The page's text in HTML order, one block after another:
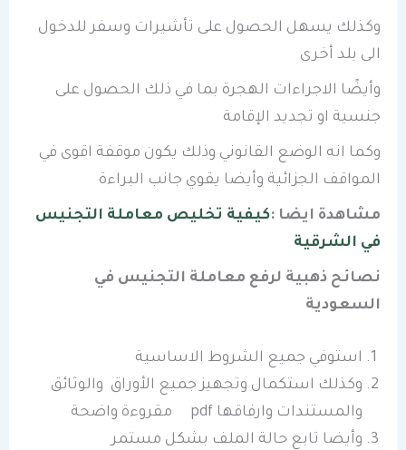
وكذلك يسهل الحصول على تأشيرات وسفر للدخول
الى بلد أخرى
وأيضًا الاجراءات الهجرة بما في ذلك الحصول على
جنسية او تجديد الإقامة
وكما انه الوضع القانوني وذلك يكون موقفة اقوى في
المواقف الجزائية وأيضا يقوي جانب البراءة
مشاهدة ايضا :كيفية تخليص معاملة التجنيس
في الشرقية
نصائح ذهبية لرفع معاملة التجنيس في
السعودية
استوفي جميع الشروط الاساسية
وكذلك استكمال وتجهيز جميع الأوراق والوثائق
والمستندات وارفاقها pdf مقروءة واضحة
وأيضا تابع حالة الملف بشكل مستمر